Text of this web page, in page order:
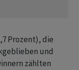
Prozent), die
und
zählten